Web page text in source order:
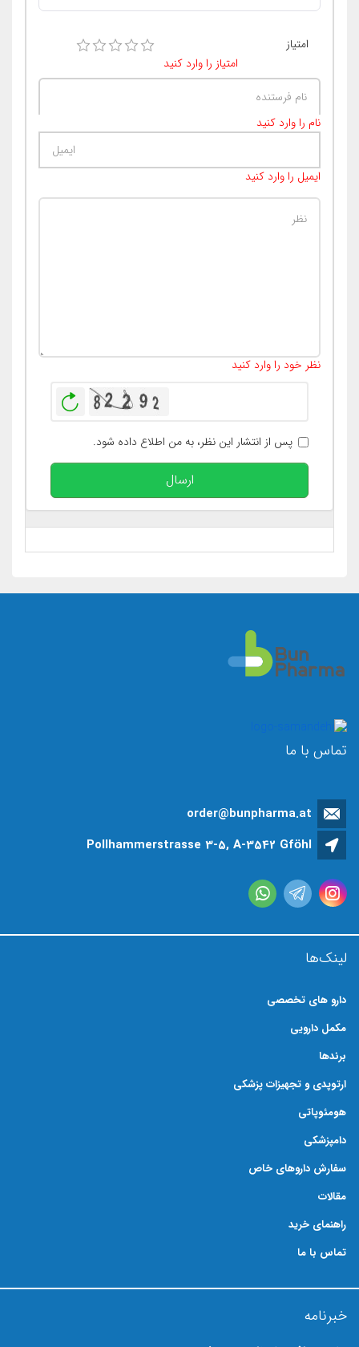
امتیاز
امتیاز را وارد کنید
نام را وارد کنید
ایمیل را وارد کنید
نظر خود را وارد کنید
بازخوانی
پس از انتشار این نظر، به من اطلاع داده شود.
ارسال
تماس با ما
order@bunpharma.at
Pollhammerstrasse 3-5, A-3542 Gföhl
لینک‌ها
دارو های تخصصی
مکمل دارویی
برندها
ارتوپدی و تجهیزات پزشکی
هومئوپاتی
دامپزشکی
سفارش داروهای خاص
مقالات
راهنمای خرید
تماس با ما
خبرنامه